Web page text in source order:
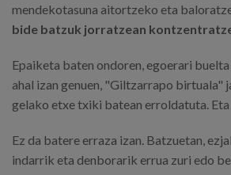
mendekotasuna aitortzeko eta
bide batzuk jorratzean
Epaiketa baten ondoren, egoerari
ahal izan genuen, "Giltzarrapo
gelako etxe txiki batean erroldatuta.
Ez da batere erraza izan. Batzuetan,
indarrik eta denborarik errua zuri edo